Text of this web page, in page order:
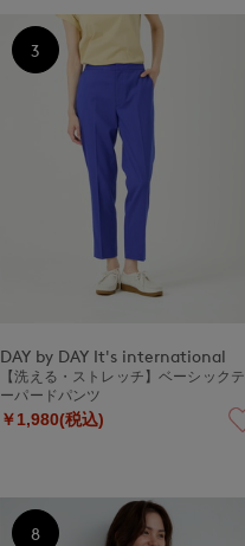
DAY by DAY It's international
【洗える・ストレッチ】ベーシックテ
ーパードパンツ
￥1,980(税込)
3
8